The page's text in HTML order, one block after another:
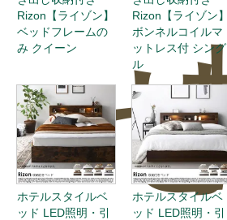
Rizon【ライゾン】
ベッドフレームの
み クイーン
Rizon【ライゾン】
ボンネルコイルマ
ットレス付 シング
ル
ホテルスタイルベ
ッド LED照明・引
ホテルスタイルベ
ッド LED照明・引